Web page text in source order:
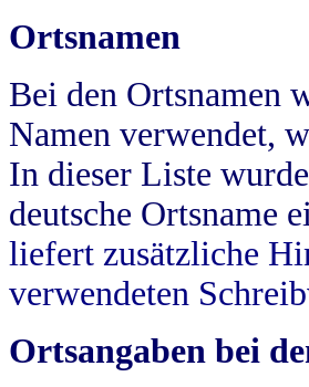
Ortsnamen
Bei den Ortsnamen
Namen verwendet,
In dieser Liste
deutsche Ortsname
liefert zusätzliche
verwendeten
Ortsangaben bei